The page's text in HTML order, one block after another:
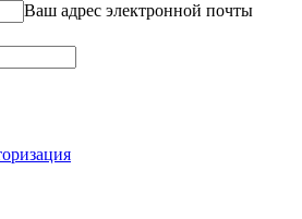
Ваш адрес электронной почты